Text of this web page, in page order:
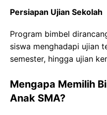
Persiapan Ujian Sekolah
Program bimbel
siswa menghadapi ujian
semester, hingga ujian
Mengapa Memilih
Anak SMA?